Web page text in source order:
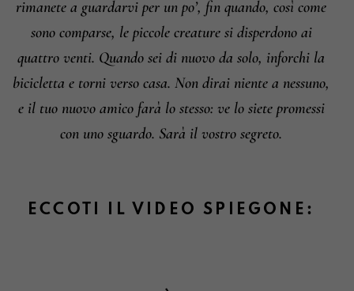
rimanete a guardarvi per un po’, fin quando, così come
sono comparse, le piccole creature si disperdono ai
quattro venti. Quando sei di nuovo da solo, inforchi la
bicicletta e torni verso casa. Non dirai niente a nessuno,
e il tuo nuovo amico farà lo stesso: ve lo siete promessi
con uno sguardo. Sarà il vostro segreto.
ECCOTI IL VIDEO SPIEGONE: